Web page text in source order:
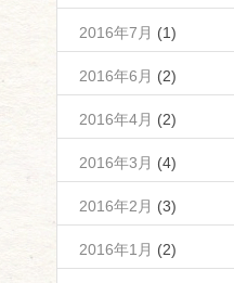
2016年7月 (1)
2016年6月 (2)
2016年4月 (2)
2016年3月 (4)
2016年2月 (3)
2016年1月 (2)